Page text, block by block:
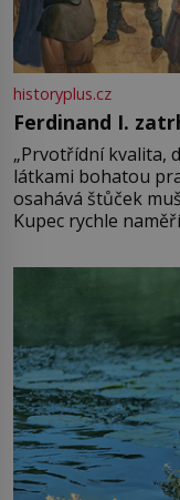
historyplus.cz
Ferdinand I.
„Prvotřídní kvalita,
látkami bohatou
osahává štůček
Kupec rychle
milostpaní. Stačí
množství růžového